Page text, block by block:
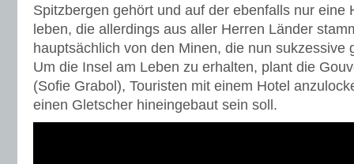
Spitzbergen gehört und auf der ebenfalls nur eine
leben, die allerdings aus aller Herren Länder
hauptsächlich von den Minen, die nun sukzessive
Um die Insel am Leben zu erhalten, plant die
(Sofie Grabol), Touristen mit einem Hotel
einen Gletscher hineingebaut sein soll.